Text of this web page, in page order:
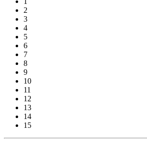
2
3
4
5
6
7
8
9
10
11
12
13
14
15